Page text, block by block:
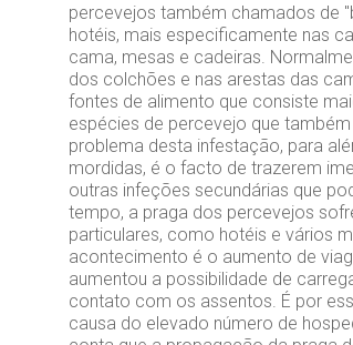
percevejos também chamados de
hotéis, mais especificamente nas
cama, mesas e cadeiras.
dos colchões e nas arestas das
fontes de alimento que consiste
espécies de percevejo que
problema desta infestação, para
mordidas, é o facto de trazerem
outras infeções secundárias que
tempo, a praga dos percevejos
particulares, como hotéis e vários
acontecimento é o aumento de
aumentou a possibilidade de
contato com os assentos. É por
causa do elevado número de